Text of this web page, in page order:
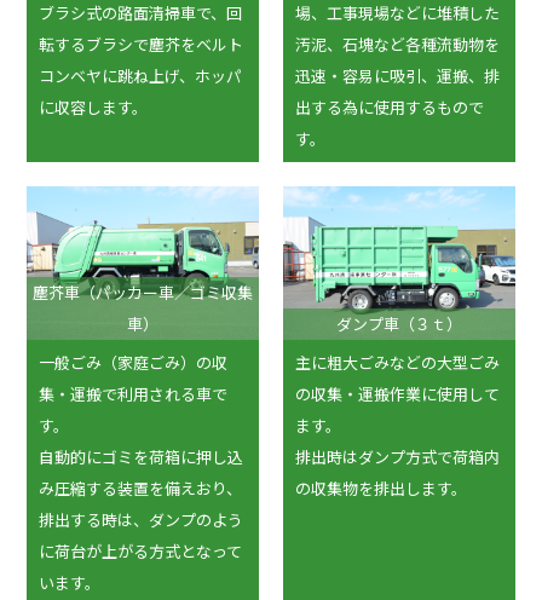
ブラシ式の路面清掃車で、回
転するブラシで塵芥をベルト
コンベヤに跳ね上げ、ホッパ
に収容します。
場、工事現場などに堆積した
汚泥、石塊など各種流動物を
迅速・容易に吸引、運搬、排
出する為に使用するもので
す。
塵芥車（パッカー車／ゴミ収集
車）
一般ごみ（家庭ごみ）の収
集・運搬で利用される車で
す。
自動的にゴミを荷箱に押し込
み圧縮する装置を備えおり、
排出する時は、ダンプのよう
に荷台が上がる方式となって
います。
ダンプ車（３ｔ）
主に粗大ごみなどの大型ごみ
の収集・運搬作業に使用して
ます。
排出時はダンプ方式で荷箱内
の収集物を排出します。